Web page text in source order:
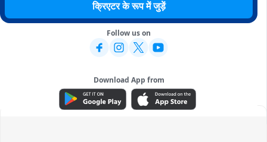
क्रिएटर के रूप में जुड़ें
Follow us on
Download App from
ADVERTISEMENT